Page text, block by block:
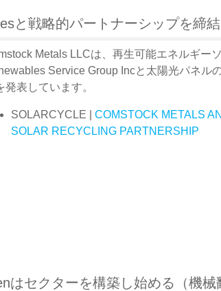
と戦略的パートナーシップを締結
Metals LLCは、再生可能エネルギー
Service Group Incと太陽光パネル
発表しています。
SOLARCYCLE | COMSTOCK METALS
SOLAR RECYCLING PARTNERSHIP
セクターを構築し始める（機械